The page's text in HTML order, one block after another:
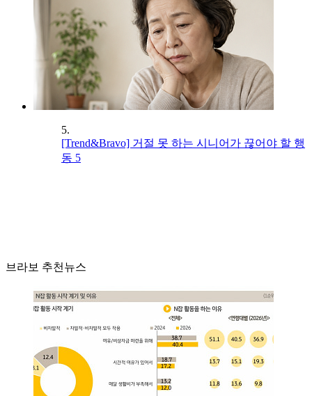
5.
[Trend&Bravo] 거절 못 하는 시니어가 끊어야 할 행
동 5
브라보 추천뉴스